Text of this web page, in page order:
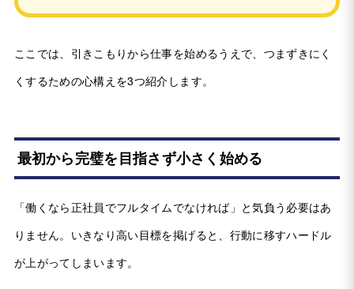
ここでは、引きこもりから仕事を始めるうえで、つまずきにく
くするための心構えを3つ紹介します。
最初から完璧を目指さず小さく始める
「働くなら正社員でフルタイムでなければ」と気負う必要はあ
りません。いきなり高い目標を掲げると、行動に移すハードル
が上がってしまいます。